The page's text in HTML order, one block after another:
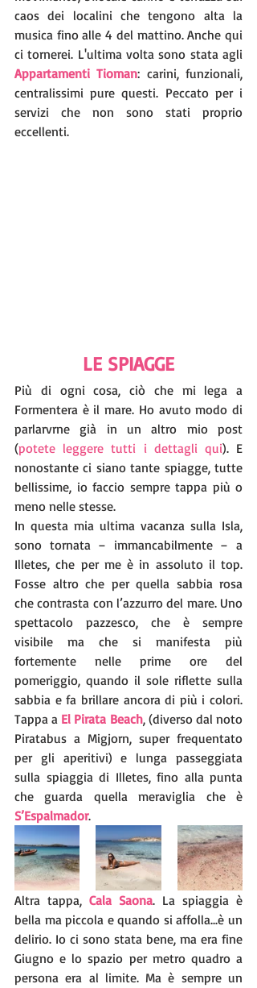
caos dei localini che tengono alta la
musica fino alle 4 del mattino. Anche qui
Appartamenti Tioman: carini, funzionali,
centralissimi pure questi. Peccato per i
servizi che non sono stati proprio
eccellenti.
LE SPIAGGE
Più di ogni cosa, ciò che mi lega a
Formentera è il mare. Ho avuto modo di
parlarvrne già in un altro mio post
(potete leggere tutti i dettagli qui). E
nonostante ci siano tante spiagge, tutte
bellissime, io faccio sempre tappa più o
meno nelle stesse.
In questa mia ultima vacanza sulla Isla,
sono tornata – immancabilmente – a
Illetes, che per me è in assoluto il top.
Fosse altro che per quella sabbia rosa
che contrasta con l’azzurro del mare. Uno
spettacolo pazzesco, che è sempre
visibile ma che si manifesta più
fortemente nelle prime ore del
pomeriggio, quando il sole riflette sulla
sabbia e fa brillare ancora di più i colori.
Tappa a El Pirata Beach, (diverso dal noto
Piratabus a Migjorn, super frequentato
per gli aperitivi) e lunga passeggiata
sulla spiaggia di Illetes, fino alla punta
S’Espalmador.
Altra tappa, Cala Saona. La spiaggia è
bella ma piccola e quando si affolla...è un
delirio. Io ci sono stata bene, ma era fine
Giugno e lo spazio per metro quadro a
persona era al limite. Ma è sempre un